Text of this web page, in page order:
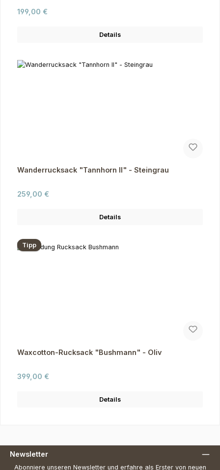
Regulärer Preis:
199,00 €
Details
Wanderrucksack "Tannhorn II" - Steingrau
Regulärer Preis:
259,00 €
Details
Tipp
Waxcotton-Rucksack "Bushmann" - Oliv
Regulärer Preis:
399,00 €
Details
Newsletter
Abonniere unseren Newsletter und erfahre als Erster von neuen